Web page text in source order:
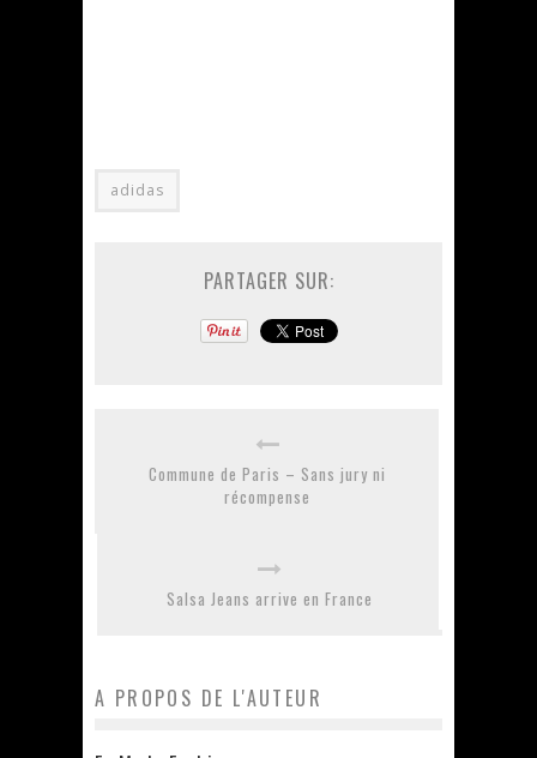
adidas
PARTAGER SUR:
Commune de Paris – Sans jury ni
récompense
Salsa Jeans arrive en France
A PROPOS DE L'AUTEUR